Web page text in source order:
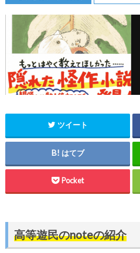
ツイート
はてブ
Pocket
高等遊民のnoteの紹介